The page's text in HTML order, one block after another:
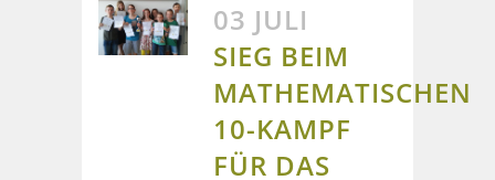
03 JULI
SIEG BEIM
MATHEMATISCHEN
10-KAMPF
FÜR DAS